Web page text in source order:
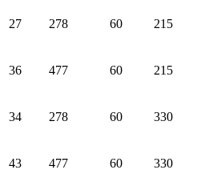
27 278 60 215
36 477 60 215
34 278 60 330
43 477 60 330